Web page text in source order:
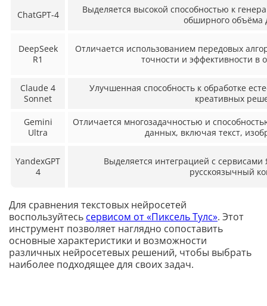
ChatGPT-4
Выделяется высокой способностью к
обширного объёма
DeepSeek
R1
Отличается использованием передовых
точности и эффективности в
Claude 4
Sonnet
Улучшенная способность к обработке
креативных
Gemini
Ultra
Отличается многозадачностью и
данных, включая текст,
YandexGPT
4
Выделяется интеграцией с
русскоязычный
Для сравнения текстовых нейросетей
воспользуйтесь сервисом от «Пиксель Тулс». Этот
инструмент позволяет наглядно сопоставить
основные характеристики и возможности
различных нейросетевых решений, чтобы выбрать
наиболее подходящее для своих задач.